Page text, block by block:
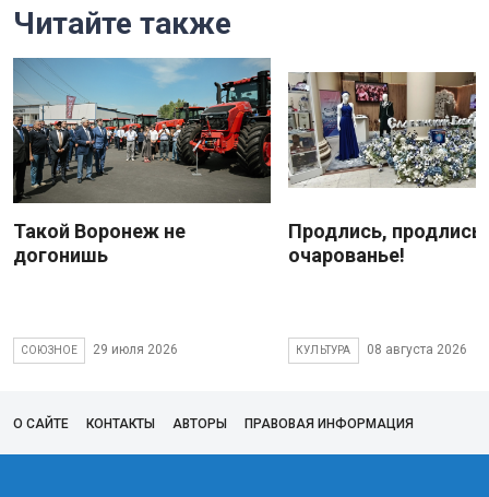
Читайте также
Такой Воронеж не
догонишь
СОЮЗНОЕ 29 июля 2026
Продлись, продлись
очарованье!
КУЛЬТУРА 08 августа 2026
О САЙТЕ КОНТАКТЫ АВТОРЫ ПРАВОВАЯ ИНФОРМАЦИЯ